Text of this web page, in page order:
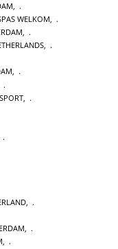
,
WELKOM,
,
,
,
,
,
,